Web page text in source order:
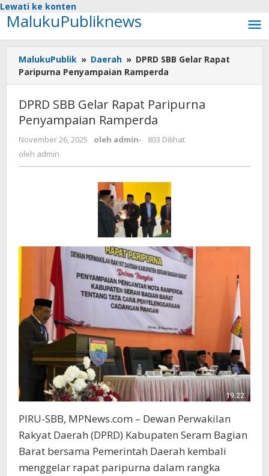
Lewati ke konten
MalukuPubliknews
MalukuPublik » Daerah » DPRD SBB Gelar Rapat
Paripurna Penyampaian Ramperda
DPRD SBB Gelar Rapat Paripurna
Penyampaian Ramperda
November 26, 2025 oleh admin-
803 Dilihat
oleh admin
PIRU-SBB, MPNews.com – Dewan Perwakilan
Rakyat Daerah (DPRD) Kabupaten Seram Bagian
Barat bersama Pemerintah Daerah kembali
menggelar rapat paripurna dalam rangka